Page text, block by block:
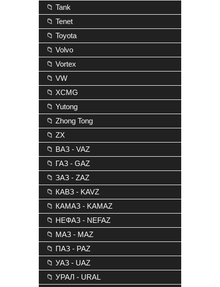
📁 Tank
📁 Tenet
📁 Toyota
📁 Volvo
📁 Vortex
📁 VW
📁 XCMG
📁 Yutong
📁 Zhong Tong
📁 ZX
📁 ВАЗ - VAZ
📁 ГАЗ - GAZ
📁 ЗАЗ - ZAZ
📁 КАВЗ - KAVZ
📁 КАМАЗ - KAMAZ
📁 НЕФАЗ - NEFAZ
📁 МАЗ - MAZ
📁 ПАЗ - PAZ
📁 УАЗ - UAZ
📁 УРАЛ - URAL